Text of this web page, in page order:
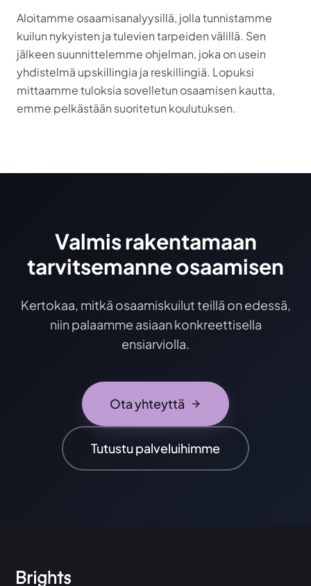
Aloitamme osaamisanalyysillä, jolla tunnistamme
kuilun nykyisten ja tulevien tarpeiden välillä. Sen
jälkeen suunnittelemme ohjelman, joka on usein
yhdistelmä upskillingia ja reskillingiä. Lopuksi
mittaamme tuloksia sovelletun osaamisen kautta,
emme pelkästään suoritetun koulutuksen.
Valmis rakentamaan
tarvitsemanne osaamisen
Kertokaa, mitkä osaamiskuilut teillä on edessä,
niin palaamme asiaan konkreettisella
ensiarviolla.
Ota yhteyttä
Tutustu palveluihimme